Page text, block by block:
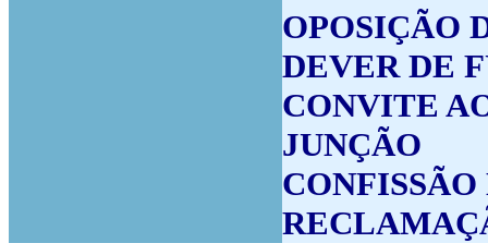
OPOSIÇÃO
DEVER DE
CONVITE
JUNÇÃO